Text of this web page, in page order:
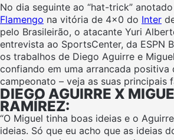
No dia seguinte ao “hat-trick”
Flamengo na vitória de 4×0 do Inter
pelo Brasileirão, o atacante Yuri
entrevista ao SportsCenter, da ESPN
os trabalhos de Diego Aguirre e
confiando em uma arrancada positiva
campeonato – veja as suas principais
DIEGO AGUIRRE X
RAMÍREZ:
“O Miguel tinha boas ideias e o
ideias. Só que eu acho que as ideias